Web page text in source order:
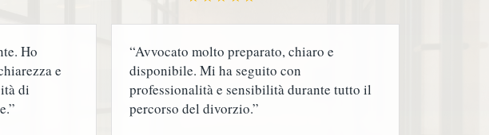
Ho
e
di
“Avvocato molto preparato, chiaro e
disponibile. Mi ha seguito con
professionalità e sensibilità durante tutto il
percorso del divorzio.”